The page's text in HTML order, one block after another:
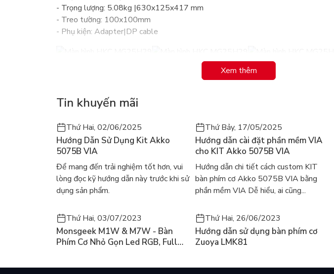
- Trọng lượng: 5.08kg |630x125x417 mm
- Treo tường: 100x100mm
- Phụ kiện: Adapter|DP cable
Xem thêm
Tin khuyến mãi
Thứ Hai, 02/06/2025
Hướng Dẫn Sử Dụng Kit Akko
5075B VIA
Để mang đến trải nghiệm tốt hơn, vui
lòng đọc kỹ hướng dẫn này trước khi sử
dụng sản phẩm.
Thứ Bảy, 17/05/2025
Hướng dẫn cài đặt phần mềm VIA
cho KIT Akko 5075B VIA
Hướng dẫn chi tiết cách custom KIT
bàn phím cơ Akko 5075B VIA bằng
phần mềm VIA Dễ hiểu, ai cũng...
Thứ Hai, 03/07/2023
Monsgeek M1W & M7W - Bàn
Phím Cơ Nhỏ Gọn Led RGB, Full
Thứ Hai, 26/06/2023
Hướng dẫn sử dụng bàn phím cơ
Zuoya LMK81